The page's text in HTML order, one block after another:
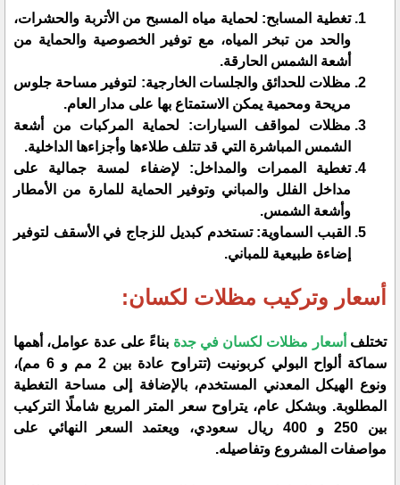
تغطية المسابح: لحماية مياه المسبح من الأتربة والحشرات،
والحد من تبخر المياه، مع توفير الخصوصية والحماية من
أشعة الشمس الحارقة.
مظلات للحدائق والجلسات الخارجية: لتوفير مساحة جلوس
مريحة ومحمية يمكن الاستمتاع بها على مدار العام.
مظلات لمواقف السيارات: لحماية المركبات من أشعة
الشمس المباشرة التي قد تتلف طلاءها وأجزاءها الداخلية.
تغطية الممرات والمداخل: لإضفاء لمسة جمالية على
مداخل الفلل والمباني وتوفير الحماية للمارة من الأمطار
وأشعة الشمس.
القبب السماوية: تستخدم كبديل للزجاج في الأسقف لتوفير
إضاءة طبيعية للمباني.
أسعار وتركيب مظلات لكسان:
تختلف أسعار مظلات لكسان في جدة بناءً على عدة عوامل، أهمها
سماكة ألواح البولي كربونيت (تتراوح عادة بين 2 مم و 6 مم)،
ونوع الهيكل المعدني المستخدم، بالإضافة إلى مساحة التغطية
المطلوبة. وبشكل عام، يتراوح سعر المتر المربع شاملًا التركيب
بين 250 و 400 ريال سعودي، ويعتمد السعر النهائي على
مواصفات المشروع وتفاصيله.